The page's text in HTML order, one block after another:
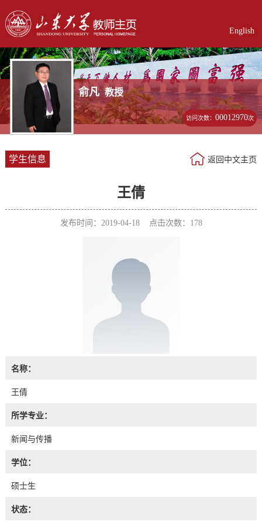
English
俞凡 教授
访问次数：00012970次
学生信息 返回中文主页
王倩
发布时间：2019-04-18 点击次数： 178
名称：
王倩
所学专业：
新闻与传播
学位：
硕士生
状态：